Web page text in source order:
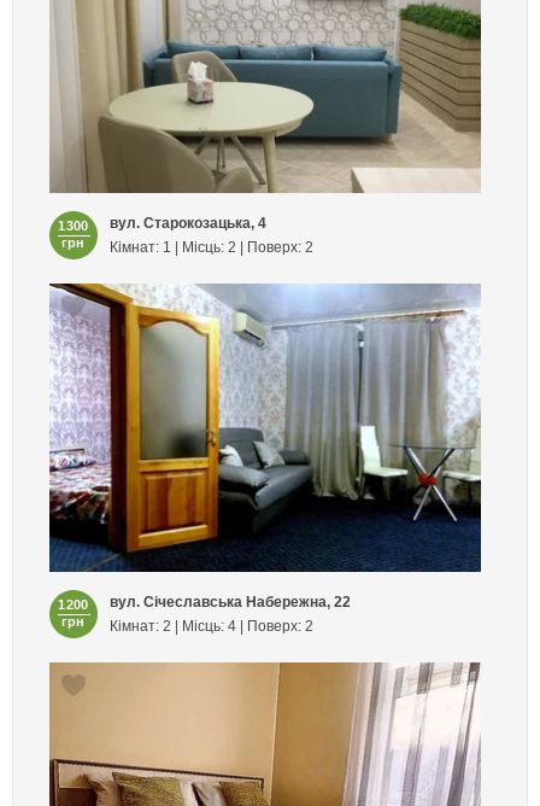
1300
грн
вул. Старокозацька, 4
Кімнат: 1 | Місць: 2 | Поверх: 2
1200
грн
вул. Січеславська Набережна, 22
Кімнат: 2 | Місць: 4 | Поверх: 2